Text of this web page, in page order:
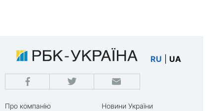
RU UA
Про компанію
Новини України